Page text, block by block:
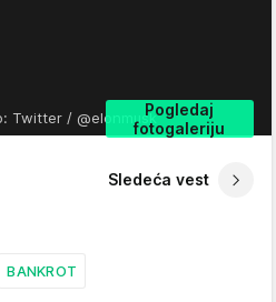
Pogledaj
fotogaleriju
Twitter / @elonmusk
Sledeća vest
BANKROT